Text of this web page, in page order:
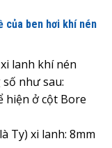
của ben hơi khí nén
lanh khí nén
số như sau:
hiện ở cột Bore
Ty) xi lanh: 8mm